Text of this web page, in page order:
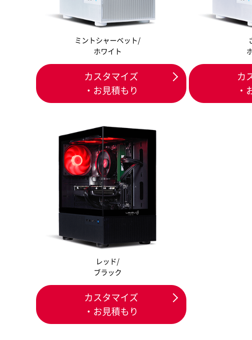
ミントシャーベット/
ホワイト
カスタマイズ
・お見積もり
カ
・
レッド/
ブラック
カスタマイズ
・お見積もり